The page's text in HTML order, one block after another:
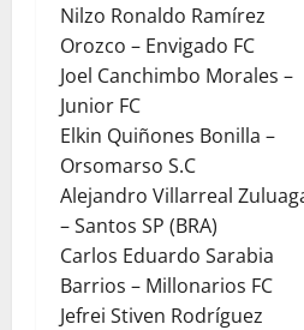
Nilzo Ronaldo Ramírez
Orozco – Envigado FC
Joel Canchimbo Morales –
Junior FC
Elkin Quiñones Bonilla –
Orsomarso S.C
Alejandro Villarreal
– Santos SP (BRA)
Carlos Eduardo Sarabia
Barrios – Millonarios FC
Jefrei Stiven Rodríguez